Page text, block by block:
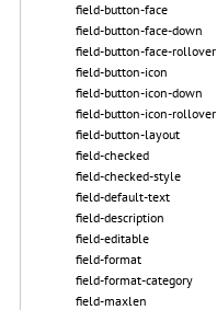
field-button-face
field-button-face-down
field-button-face-rollover
field-button-icon
field-button-icon-down
field-button-icon-rollover
field-button-layout
field-checked
field-checked-style
field-default-text
field-description
field-editable
field-format
field-format-category
field-maxlen